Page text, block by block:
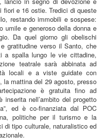
fiori e 16 ostie. Tredici di queste
restando immobili e sospese:
umile e generoso della donna e
Da quel giorno gli obelischi
gratitudine verso il Santo, che
a spalla lungo le vie cittadine,
teatrale sarà abbinata ad
locali e a viste guidate con
la mattina del 29 agosto, presso
è gratuita fino ad
inserita nell’ambito del progetto
ed è co-finanziata dal POC
politiche per il turismo e la
di tipo culturale, naturalistico ed